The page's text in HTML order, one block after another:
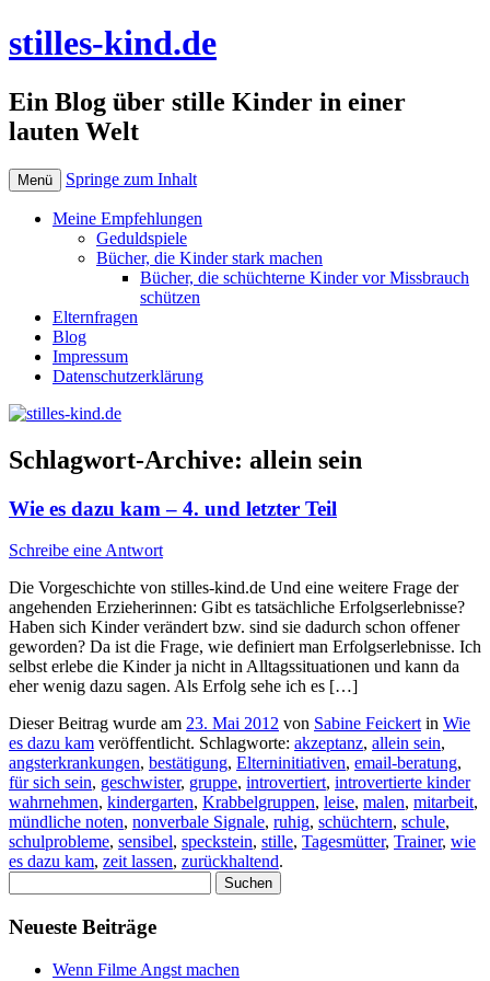
stilles-kind.de
Ein Blog über stille Kinder in einer
lauten Welt
Menü Springe zum Inhalt
Meine Empfehlungen
Geduldspiele
Bücher, die Kinder stark machen
Bücher, die schüchterne Kinder vor Missbrauch
schützen
Elternfragen
Blog
Impressum
Datenschutzerklärung
Schlagwort-Archive: allein sein
Wie es dazu kam – 4. und letzter Teil
Schreibe eine Antwort
Die Vorgeschichte von stilles-kind.de Und eine weitere Frage der
angehenden Erzieherinnen: Gibt es tatsächliche Erfolgserlebnisse?
Haben sich Kinder verändert bzw. sind sie dadurch schon offener
geworden? Da ist die Frage, wie definiert man Erfolgserlebnisse. Ich
selbst erlebe die Kinder ja nicht in Alltagssituationen und kann da
eher wenig dazu sagen. Als Erfolg sehe ich es […]
Dieser Beitrag wurde am 23. Mai 2012 von Sabine Feickert in Wie
es dazu kam veröffentlicht. Schlagworte: akzeptanz, allein sein,
angsterkrankungen, bestätigung, Elterninitiativen, email-beratung,
für sich sein, geschwister, gruppe, introvertiert, introvertierte kinder
wahrnehmen, kindergarten, Krabbelgruppen, leise, malen, mitarbeit,
mündliche noten, nonverbale Signale, ruhig, schüchtern, schule,
schulprobleme, sensibel, speckstein, stille, Tagesmütter, Trainer, wie
es dazu kam, zeit lassen, zurückhaltend.
nach:
Neueste Beiträge
Wenn Filme Angst machen